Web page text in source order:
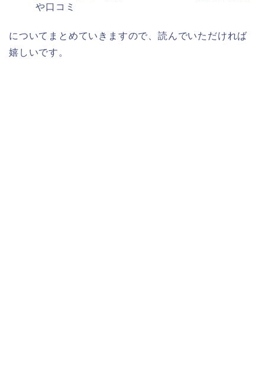
や口コミ
についてまとめていきますので、読んでいただければ
嬉しいです。